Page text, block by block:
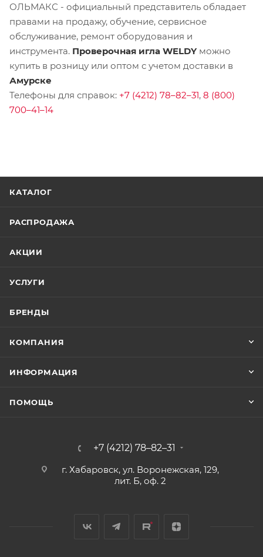
ОЛЬМАКС - официальный представитель обладает
правами на продажу, обучение, сервисное
обслуживание, ремонт оборудования и
инструмента. Проверочная игла WELDY можно
купить в розницу или оптом с учетом доставки в
Амурске
Телефоны для справок: +7 (4212) 78–82–31, 8 (800)
700–41–14
КАТАЛОГ
РАСПРОДАЖА
АКЦИИ
УСЛУГИ
БРЕНДЫ
КОМПАНИЯ
ИНФОРМАЦИЯ
ПОМОЩЬ
+7 (4212) 78–82–31
г. Хабаровск, ул. Воронежская, 129,
лит. Б, оф. 2